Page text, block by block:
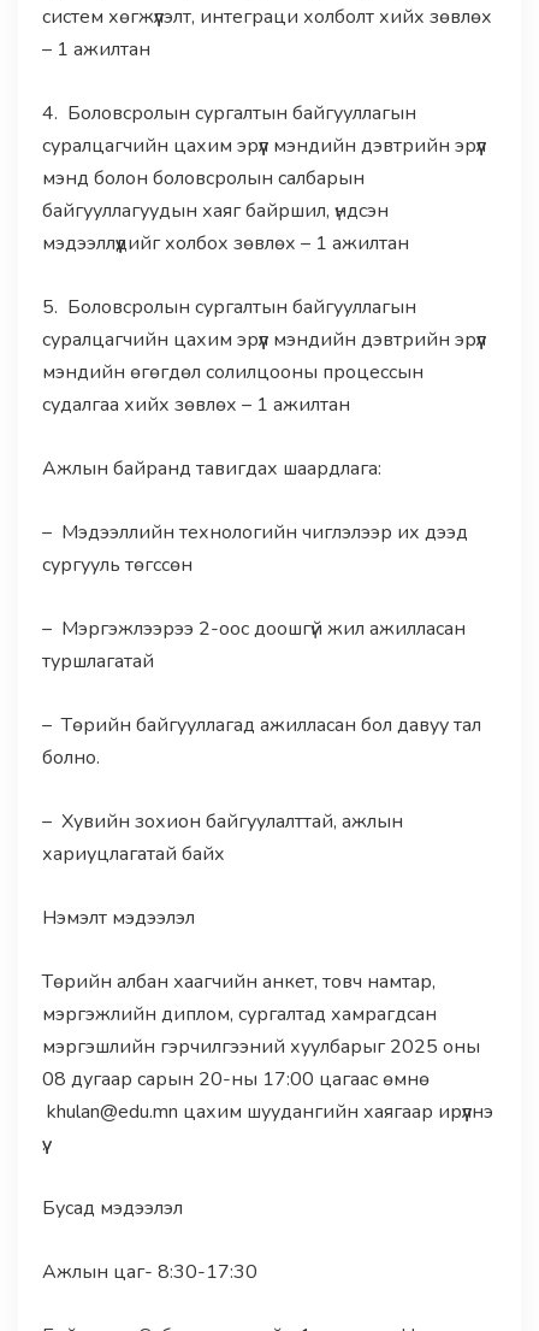
систем хөгжүүлэлт, интеграци холболт хийх зөвлөх
– 1 ажилтан
4. Боловсролын сургалтын байгууллагын
суралцагчийн цахим эрүүл мэндийн дэвтрийн эрүүл
мэнд болон боловсролын салбарын
байгууллагуудын хаяг байршил, үндсэн
мэдээллүүдийг холбох зөвлөх – 1 ажилтан
5. Боловсролын сургалтын байгууллагын
суралцагчийн цахим эрүүл мэндийн дэвтрийн эрүүл
мэндийн өгөгдөл солилцооны процессын
судалгаа хийх зөвлөх – 1 ажилтан
Ажлын байранд тавигдах шаардлага:
– Мэдээллийн технологийн чиглэлээр их дээд
сургууль төгссөн
– Мэргэжлээрээ 2-оос доошгүй жил ажилласан
туршлагатай
– Төрийн байгууллагад ажилласан бол давуу тал
болно.
– Хувийн зохион байгуулалттай, ажлын
хариуцлагатай байх
Нэмэлт мэдээлэл
Төрийн албан хаагчийн анкет, товч намтар,
мэргэжлийн диплом, сургалтад хамрагдсан
мэргэшлийн гэрчилгээний хуулбарыг 2025 оны
08 дугаар сарын 20-ны 17:00 цагаас өмнө
khulan@edu.mn цахим шуудангийн хаягаар ирүүлнэ
үү.
Бусад мэдээлэл
Ажлын цаг- 8:30-17:30